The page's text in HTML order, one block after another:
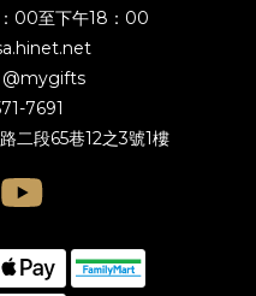
00至下午18：00
@mygifts
7691
二段65巷12之3號1樓